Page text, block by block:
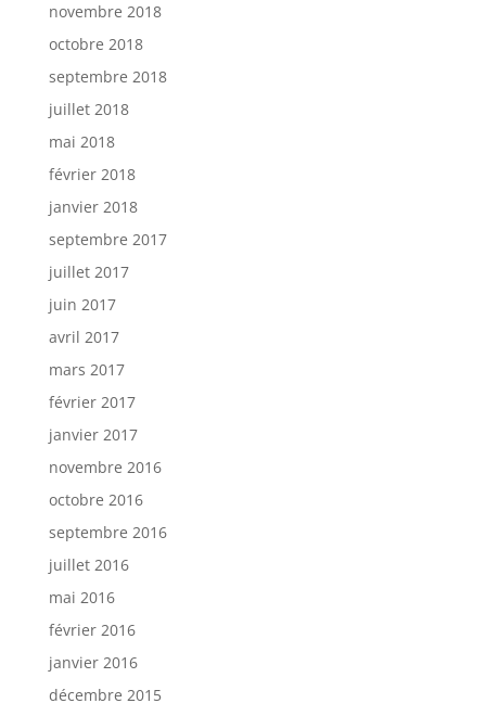
novembre 2018
octobre 2018
septembre 2018
juillet 2018
mai 2018
février 2018
janvier 2018
septembre 2017
juillet 2017
juin 2017
avril 2017
mars 2017
février 2017
janvier 2017
novembre 2016
octobre 2016
septembre 2016
juillet 2016
mai 2016
février 2016
janvier 2016
décembre 2015